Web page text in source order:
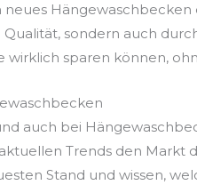
sondern auch
wirklich sparen können,
auch bei
Trends den
Stand und wissen,